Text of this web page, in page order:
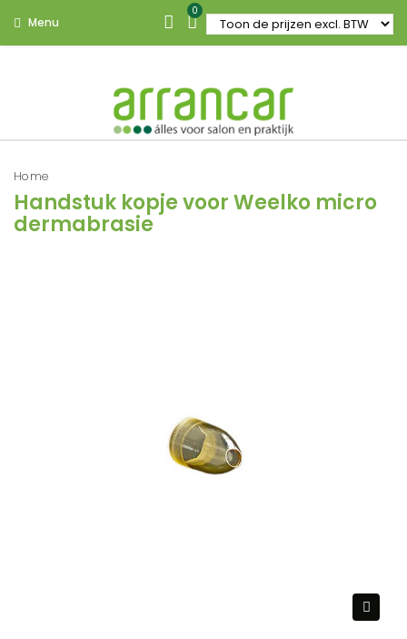
Menu
0
Home
Handstuk kopje voor Weelko micro
dermabrasie